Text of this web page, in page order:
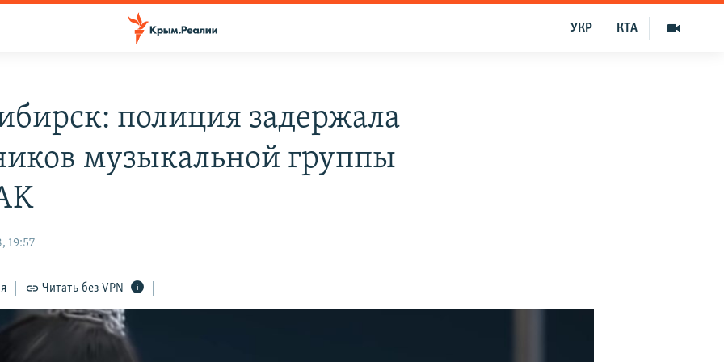
КТА
УКР
полиция задержала
музыкальной группы
19:57
Читать без VPN